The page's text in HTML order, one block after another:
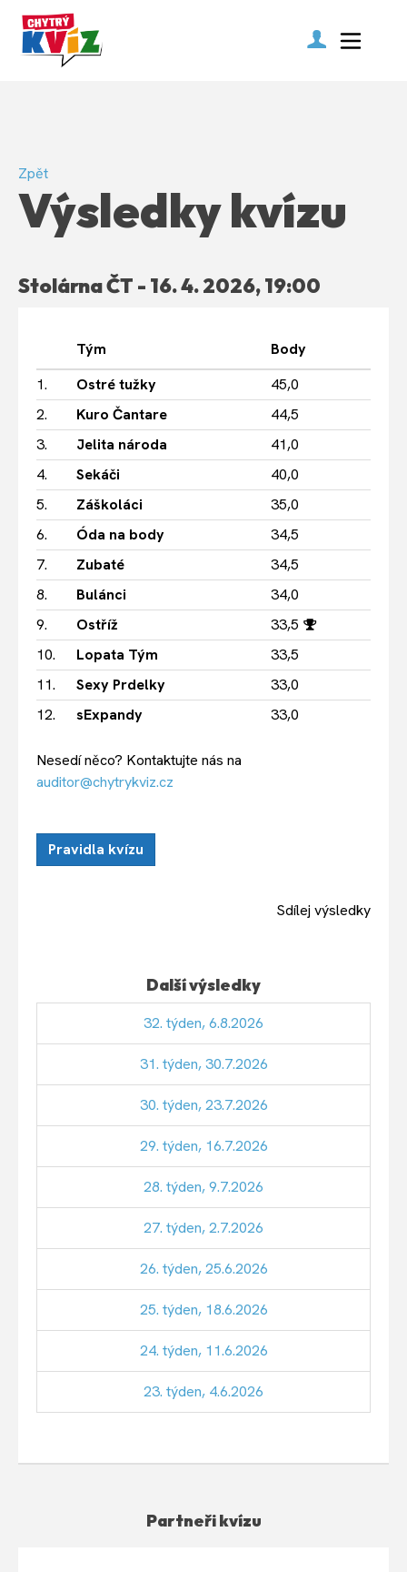
Zpět
Výsledky kvízu
Stolárna ČT - 16. 4. 2026, 19:00
Tým
Body
1.
Ostré tužky
45,0
2.
Kuro Čantare
44,5
3.
Jelita národa
41,0
4.
Sekáči
40,0
5.
Záškoláci
35,0
6.
Óda na body
34,5
7.
Zubaté
34,5
8.
Bulánci
34,0
9.
Ostříž
33,5
10.
Lopata Tým
33,5
11.
Sexy Prdelky
33,0
12.
sExpandy 33,0
Nesedí něco? Kontaktujte nás na
auditor@chytrykviz.cz
Pravidla kvízu
Sdílej výsledky
Další výsledky
32. týden, 6.8.2026
31. týden, 30.7.2026
30. týden, 23.7.2026
29. týden, 16.7.2026
28. týden, 9.7.2026
27. týden, 2.7.2026
26. týden, 25.6.2026
25. týden, 18.6.2026
24. týden, 11.6.2026
23. týden, 4.6.2026
Partneři kvízu